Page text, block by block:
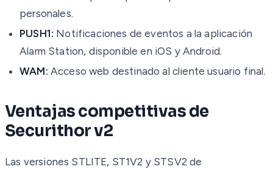
personales.
PUSH1: Notificaciones de eventos a la aplicación
Alarm Station, disponible en iOS y Android.
WAM: Acceso web destinado al cliente usuario final.
Ventajas competitivas de
Securithor v2
Las versiones STLITE, ST1V2 y STSV2 de